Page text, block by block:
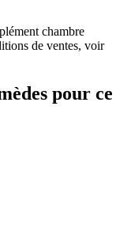
chambre
de ventes, voir
pour ce